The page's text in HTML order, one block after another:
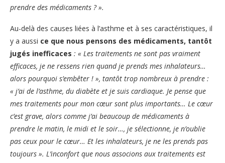
prendre des médicaments ? ».
Au-delà des causes liées à l’asthme et à ses caractéristiques, il
y a aussi ce que nous pensons des médicaments, tantôt
jugés inefficaces : « Les traitements ne sont pas vraiment
efficaces, je ne ressens rien quand je prends mes inhalateurs…
alors pourquoi s’embêter ! », tantôt trop nombreux à prendre :
« j’ai de l’asthme, du diabète et je suis cardiaque. Je pense que
mes traitements pour mon cœur sont plus importants… Le cœur
c’est grave, alors comme j’ai beaucoup de médicaments à
prendre le matin, le midi et le soir…, je sélectionne, je n’oublie
pas ceux pour le cœur… Et les inhalateurs, je ne les prends pas
toujours ». L’inconfort que nous associons aux traitements est